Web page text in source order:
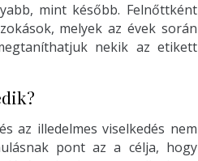
mint később. Felnőttként
melyek az évek során
nekik az etikett
az illedelmes viselkedés nem
pont az a célja, hogy